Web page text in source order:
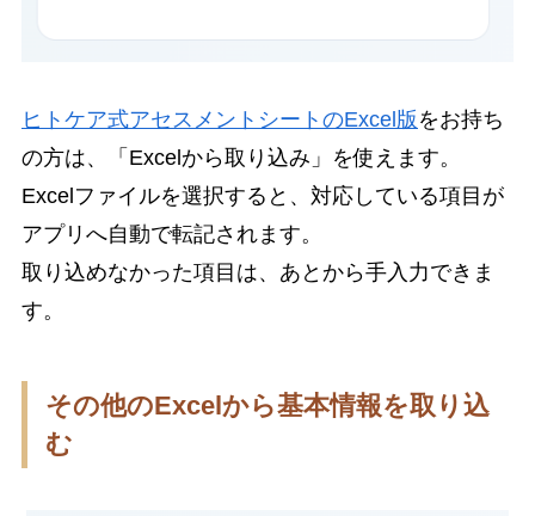
ヒトケア式アセスメントシートのExcel版 をお持ち
の方は、「Excelから取り込み」を使えます。
Excelファイルを選択すると、対応している項目が
アプリへ自動で転記されます。
取り込めなかった項目は、あとから手入力できま
す。
その他のExcelから基本情報を取り込
む